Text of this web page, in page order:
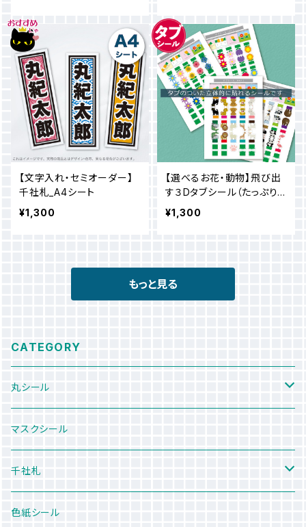
【文字入れ・セミオーダー】
千社札_A4シート
¥1,300
【選べるお花・動物】飛び出
す３Dタブシール（たっぷり6
シートセット）インデックス
やシール遊びに♪
¥1,300
もっと見る
CATEGORY
丸シール
カラーシール
tone
水彩シール
和紙シール
マスクシール
千社札
A4シート
色紙シール